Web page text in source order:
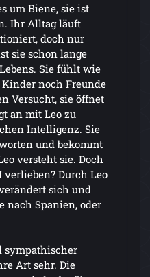
um Biene, sie ist
Ihr Alltag läuft
doch nur
sie schon lange
Sie fühlt wie
noch Freunde
Versucht, sie öffnet
an mit Leo zu
Intelligenz. Sie
und bekommt
versteht sie. Doch
Durch Leo
sich und
nach Spanien, oder
sympathischer
Art sehr. Die